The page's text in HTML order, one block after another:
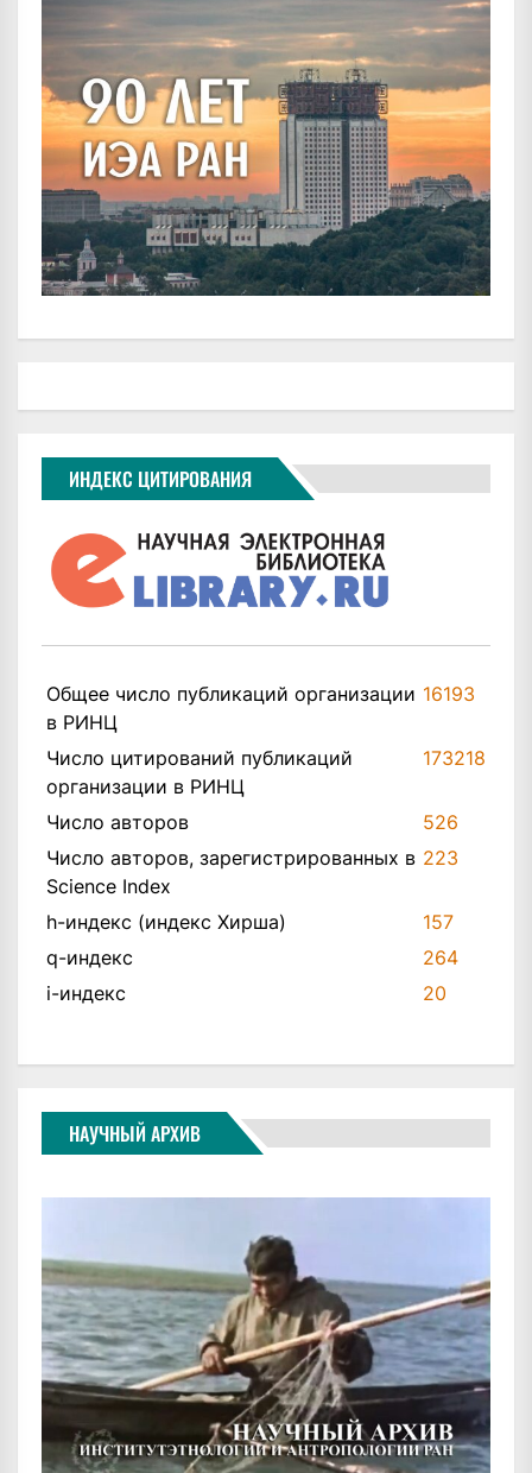
ИНДЕКС ЦИТИРОВАНИЯ
Общее число публикаций организации
в РИНЦ
16193
Число цитирований публикаций
организации в РИНЦ
173218
Число авторов
526
Число авторов, зарегистрированных в
Science Index
223
h-индекс (индекс Хирша)
157
q-индекс
264
i-индекс
20
НАУЧНЫЙ АРХИВ